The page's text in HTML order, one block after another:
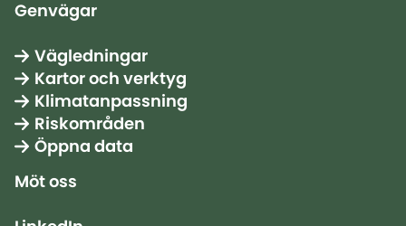
Genvägar
Vägledningar
Kartor och verktyg
Klimatanpassning
Riskområden
Öppna data
Möt oss